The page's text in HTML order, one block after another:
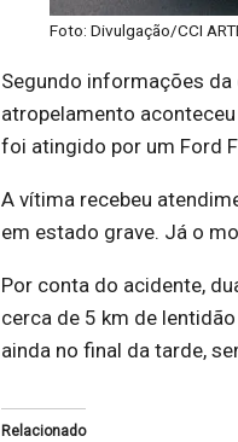
Foto: Divulgação/CCI
Segundo informações
atropelamento
foi atingido por um Ford
A vítima recebeu
em estado grave. Já o
Por conta do acidente,
cerca de 5 km de
ainda no final da tarde,
Relacionado